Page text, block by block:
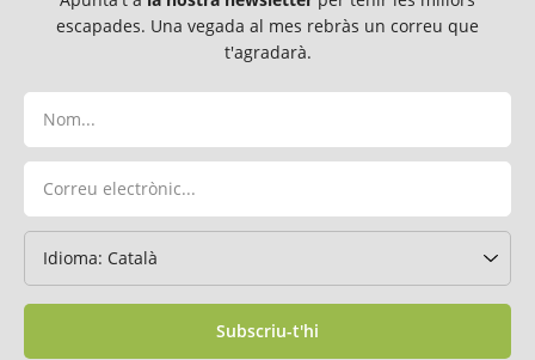
escapades. Una vegada al mes rebràs un correu que
t'agradarà.
Subscriu-t'hi